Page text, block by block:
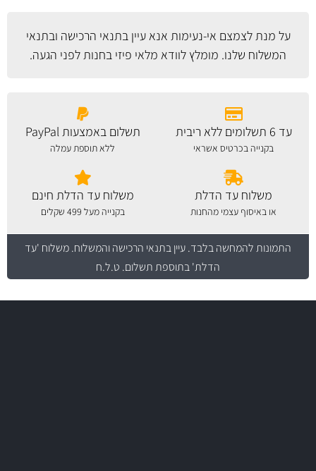
על מנת לצמצם אי-נעימות אנא עיין בתנאי הרכישה ובתנאי
המשלוח שלנו. מומלץ לוודא מלאי פיזי בחנות לפני הגעה.
עד 6 תשלומים ללא ריבית
בקנייה בכרטיס אשראי
תשלום באמצעות PayPal
ללא תוספת עמלה
משלוח עד הדלת
או באיסוף עצמי מהחנות
משלוח עד הדלת חינם
בקנייה מעל 499 שקלים
התמונות להמחשה בלבד.עיין בתנאי הרכישה והמשלוח. משלוח 'עד
הדלת' בתוספת תשלום. ט.ל.ח